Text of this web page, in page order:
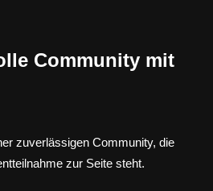
Community mit
zuverlässigen Community, die
zur Seite steht.